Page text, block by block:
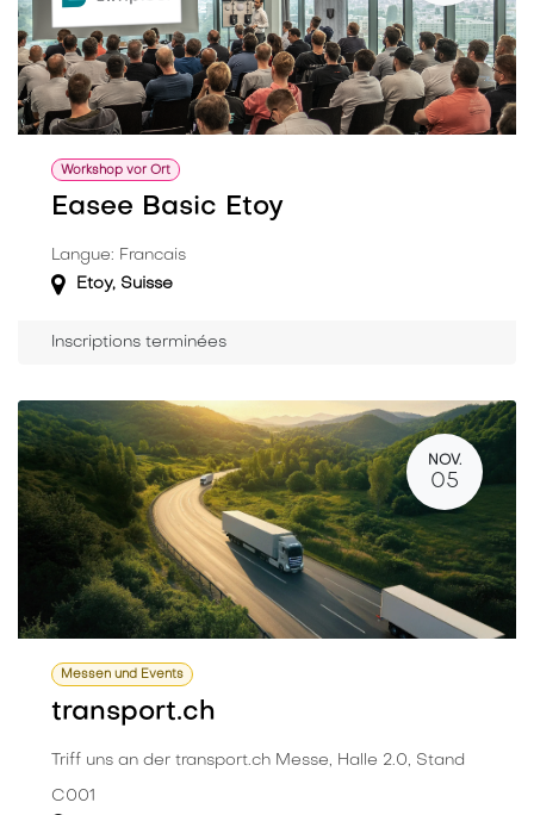
Workshop vor Ort
Easee Basic Etoy
Langue: Francais
Etoy, Suisse
Inscriptions terminées
NOV.
05
Messen und Events
transport.ch
Triff uns an der transport.ch Messe, Halle 2.0, Stand
C001